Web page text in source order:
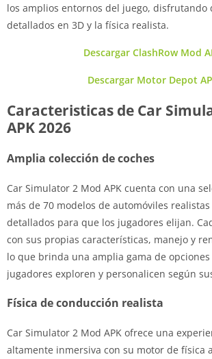
los amplios entornos del juego, disfrutando
detallados en 3D y la física realista.
Descargar ClashRow Mod
Descargar Motor Depot
Caracteristicas de Car
APK 2026
Amplia colección de coches
Car Simulator 2 Mod APK cuenta con una
más de 70 modelos de automóviles
detallados para que los jugadores elijan.
con sus propias características, manejo y
lo que brinda una amplia gama de
jugadores exploren y personalicen según
Física de conducción realista
Car Simulator 2 Mod APK ofrece una
altamente inmersiva con su motor de física